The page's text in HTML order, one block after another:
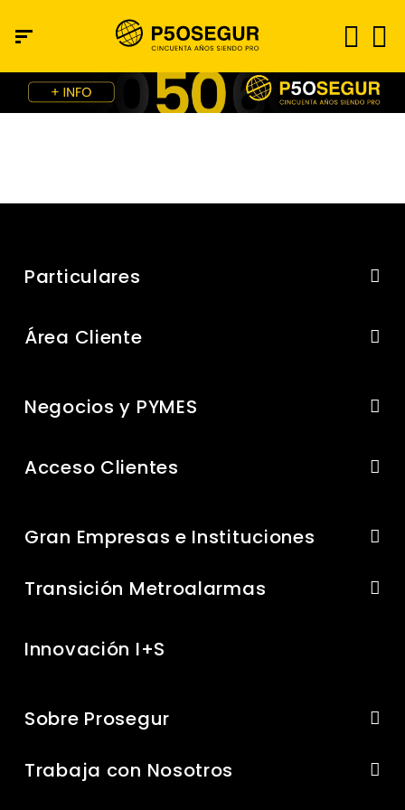
Particulares
Área Cliente
Negocios y PYMES
Acceso Clientes
Gran Empresas e Instituciones
Transición Metroalarmas
Innovación I+S
Sobre Prosegur
Trabaja con Nosotros